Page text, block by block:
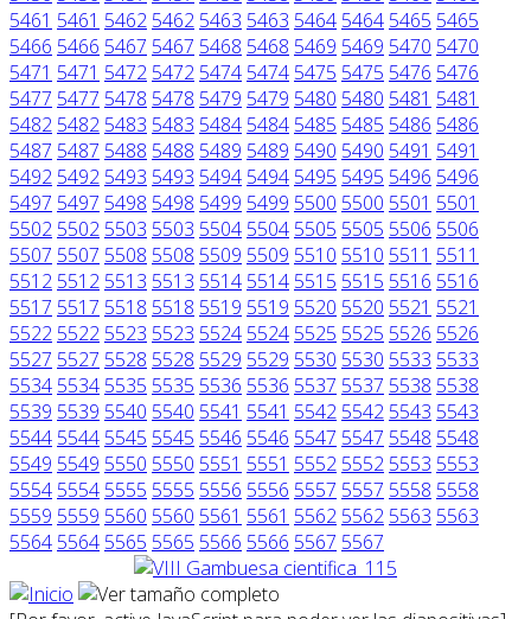
5461 5461 5462 5462 5463 5463 5464 5464 5465 5465
5466 5466 5467 5467 5468 5468 5469 5469 5470 5470
5471 5471 5472 5472 5474 5474 5475 5475 5476 5476
5477 5477 5478 5478 5479 5479 5480 5480 5481 5481
5482 5482 5483 5483 5484 5484 5485 5485 5486 5486
5487 5487 5488 5488 5489 5489 5490 5490 5491 5491
5492 5492 5493 5493 5494 5494 5495 5495 5496 5496
5497 5497 5498 5498 5499 5499 5500 5500 5501 5501
5502 5502 5503 5503 5504 5504 5505 5505 5506 5506
5507 5507 5508 5508 5509 5509 5510 5510 5511 5511
5512 5512 5513 5513 5514 5514 5515 5515 5516 5516
5517 5517 5518 5518 5519 5519 5520 5520 5521 5521
5522 5522 5523 5523 5524 5524 5525 5525 5526 5526
5527 5527 5528 5528 5529 5529 5530 5530 5533 5533
5534 5534 5535 5535 5536 5536 5537 5537 5538 5538
5539 5539 5540 5540 5541 5541 5542 5542 5543 5543
5544 5544 5545 5545 5546 5546 5547 5547 5548 5548
5549 5549 5550 5550 5551 5551 5552 5552 5553 5553
5554 5554 5555 5555 5556 5556 5557 5557 5558 5558
5559 5559 5560 5560 5561 5561 5562 5562 5563 5563
5564 5564 5565 5565 5566 5566 5567 5567